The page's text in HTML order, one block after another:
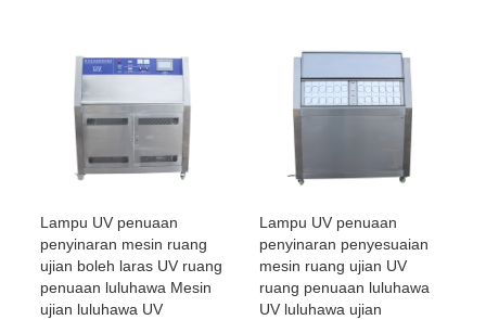
Lampu UV penuaan
penyinaran mesin ruang
ujian boleh laras UV ruang
penuaan luluhawa Mesin
ujian luluhawa UV
Lampu UV penuaan
penyinaran penyesuaian
mesin ruang ujian UV
ruang penuaan luluhawa
UV luluhawa ujian